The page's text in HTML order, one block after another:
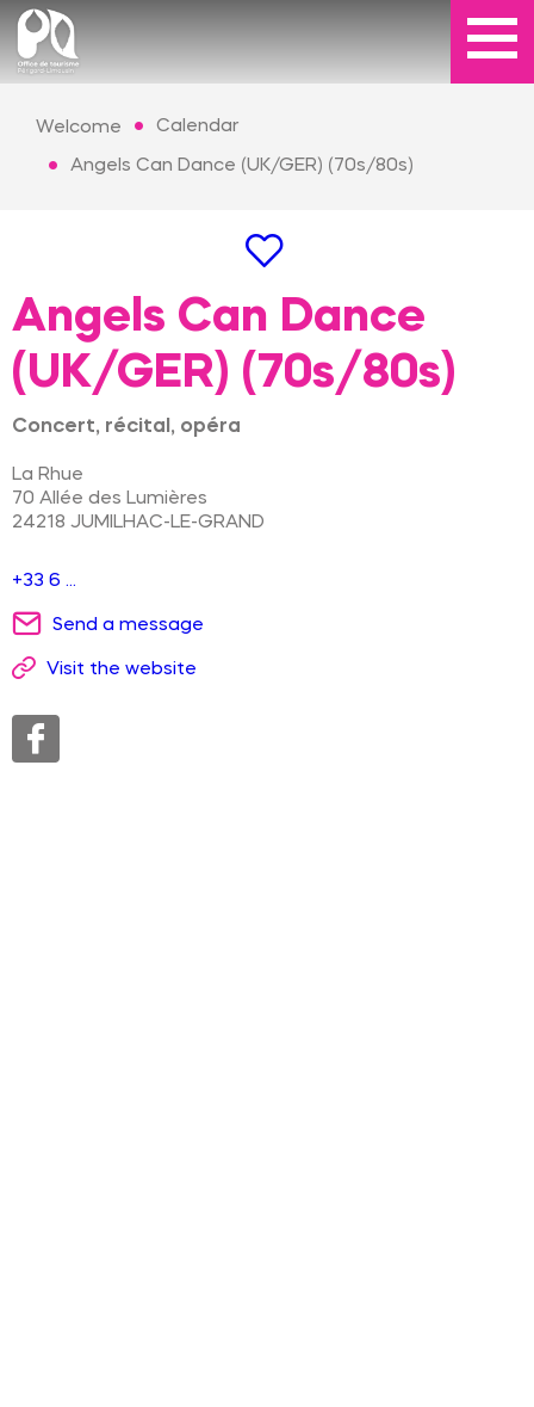
Welcome Calendar
Angels Can Dance (UK/GER) (70s/80s)
Angels Can Dance
(UK/GER) (70s/80s)
Concert, récital, opéra
La Rhue
70 Allée des Lumières
24218 JUMILHAC-LE-GRAND
+33 6 ...
Send a message
Visit the website